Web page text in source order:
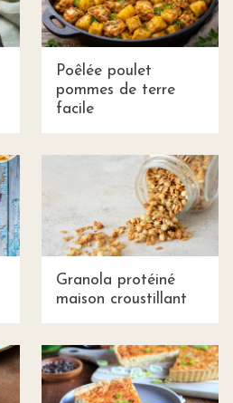
Poêlée poulet
pommes de terre
facile
Granola protéiné
maison croustillant